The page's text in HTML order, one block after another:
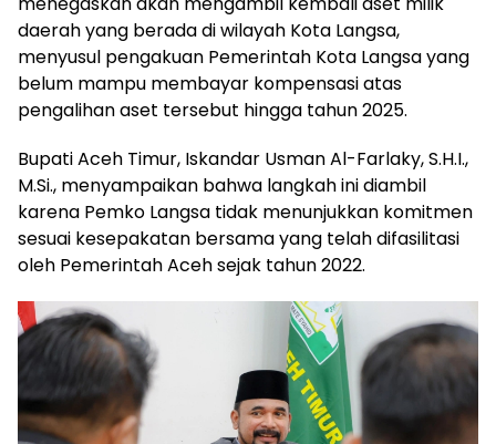
daerah yang berada di wilayah Kota Langsa,
menyusul pengakuan Pemerintah Kota Langsa yang
belum mampu membayar kompensasi atas
pengalihan aset tersebut hingga tahun 2025.
Bupati Aceh Timur, Iskandar Usman Al-Farlaky, S.H.I.,
M.Si., menyampaikan bahwa langkah ini diambil
karena Pemko Langsa tidak menunjukkan komitmen
sesuai kesepakatan bersama yang telah difasilitasi
oleh Pemerintah Aceh sejak tahun 2022.